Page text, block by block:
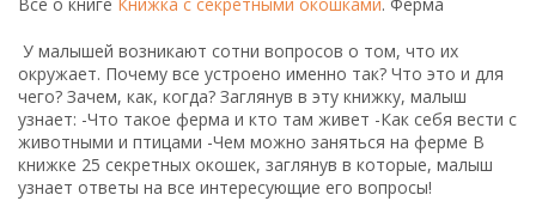
Все о книге Книжка с секретными окошками. Ферма
У малышей возникают сотни вопросов о том, что их
окружает. Почему все устроено именно так? Что это и для
чего? Зачем, как, когда? Заглянув в эту книжку, малыш
узнает: -Что такое ферма и кто там живет -Как себя вести с
животными и птицами -Чем можно заняться на ферме В
книжке 25 секретных окошек, заглянув в которые, малыш
узнает ответы на все интересующие его вопросы!